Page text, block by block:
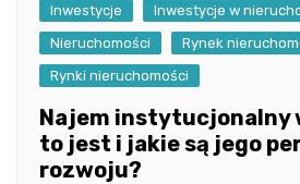
Inwestycje
Inwestycje w
Nieruchomości
Rynek
Rynki nieruchomości
Najem instytucjonalny
to jest i jakie są jego
rozwoju?